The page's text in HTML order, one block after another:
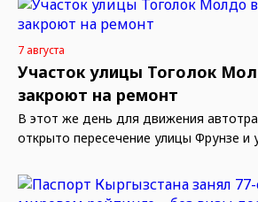
7 августа
Участок улицы Тоголок
закроют на ремонт
В этот же день для движения
открыто пересечение улицы Фрунзе и